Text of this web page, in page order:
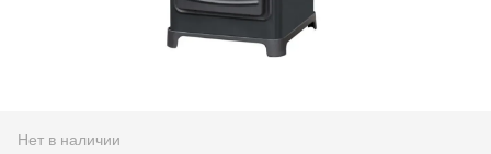
Нет в наличии